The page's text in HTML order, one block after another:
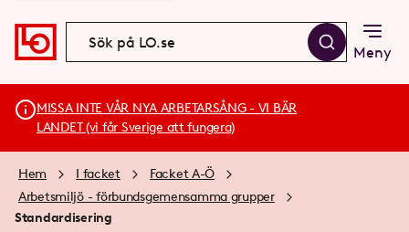
Meny
MISSA INTE VÅR NYA ARBETARSÅNG - VI BÄR
LANDET (vi får Sverige att fungera)
Hem I facket
Facket A-Ö
Arbetsmiljö - förbundsgemensamma grupper
Standardisering